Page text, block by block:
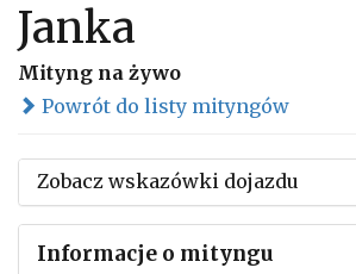
Janka
Mityng na żywo
Powrót do listy mityngów
Zobacz wskazówki dojazdu
Informacje o mityngu